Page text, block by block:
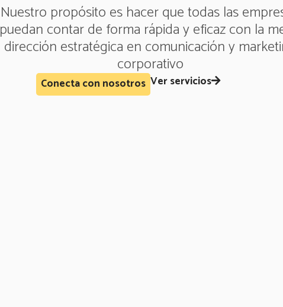
Nuestro propósito es hacer que todas las
puedan contar de forma rápida y eficaz con la
dirección estratégica en comunicación y
corporativo
Conecta con nosotros Ver servicios